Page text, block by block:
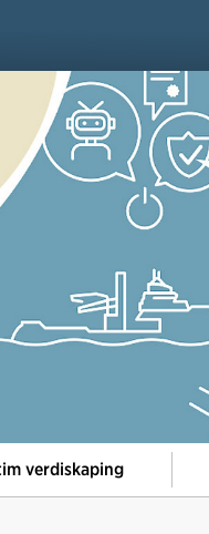
verdiskaping